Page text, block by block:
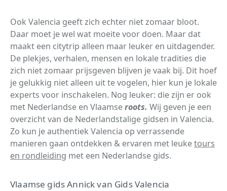
Ook Valencia geeft zich echter niet zomaar bloot.
Daar moet je wel wat moeite voor doen. Maar dat
maakt een citytrip alleen maar leuker en uitdagender.
De plekjes, verhalen, mensen en lokale tradities die
zich niet zomaar prijsgeven blijven je vaak bij. Dit hoef
je gelukkig niet alleen uit te vogelen, hier kun je lokale
experts voor inschakelen. Nog leuker: die zijn er ook
met Nederlandse en Vlaamseroots. Wij geven je een
overzicht van de Nederlandstalige gidsen in Valencia.
Zo kun je authentiek Valencia op verrassende
manieren gaan ontdekken & ervaren met leuketours
en rondleiding met een Nederlandse gids.
Vlaamse gids Annick van Gids Valencia